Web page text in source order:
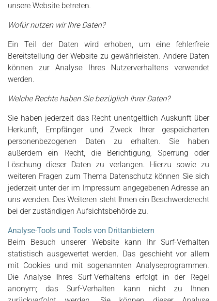
unsere Website betreten.
Wofür nutzen wir Ihre Daten?
Ein Teil der Daten wird erhoben, um eine fehlerfreie
Bereitstellung der Website zu gewährleisten. Andere Daten
können zur Analyse Ihres Nutzerverhaltens verwendet
werden.
Welche Rechte haben Sie bezüglich Ihrer Daten?
Sie haben jederzeit das Recht unentgeltlich Auskunft über
Herkunft, Empfänger und Zweck Ihrer gespeicherten
personenbezogenen Daten zu erhalten. Sie haben
außerdem ein Recht, die Berichtigung, Sperrung oder
Löschung dieser Daten zu verlangen. Hierzu sowie zu
weiteren Fragen zum Thema Datenschutz können Sie sich
jederzeit unter der im Impressum angegebenen Adresse an
uns wenden. Des Weiteren steht Ihnen ein Beschwerderecht
bei der zuständigen Aufsichtsbehörde zu.
Analyse-Tools und Tools von Drittanbietern
Beim Besuch unserer Website kann Ihr Surf-Verhalten
statistisch ausgewertet werden. Das geschieht vor allem
mit Cookies und mit sogenannten Analyseprogrammen.
Die Analyse Ihres Surf-Verhaltens erfolgt in der Regel
anonym; das Surf-Verhalten kann nicht zu Ihnen